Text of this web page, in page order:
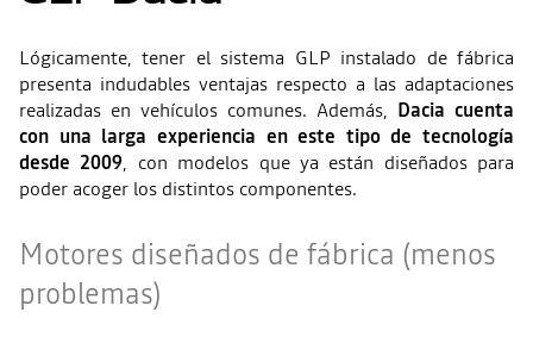
Lógicamente, tener el sistema GLP instalado de fábrica
presenta indudables ventajas respecto a las adaptaciones
realizadas en vehículos comunes. Además, Dacia cuenta
con una larga experiencia en este tipo de tecnología
desde 2009, con modelos que ya están diseñados para
poder acoger los distintos componentes.
Motores diseñados de fábrica (menos
problemas)